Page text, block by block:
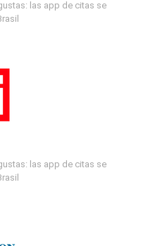
las app de citas se
las app de citas se